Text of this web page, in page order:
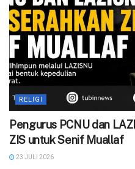
RELIGI
Pengurus PCNU dan
ZIS untuk Senif Muallaf
23 JULI 2026